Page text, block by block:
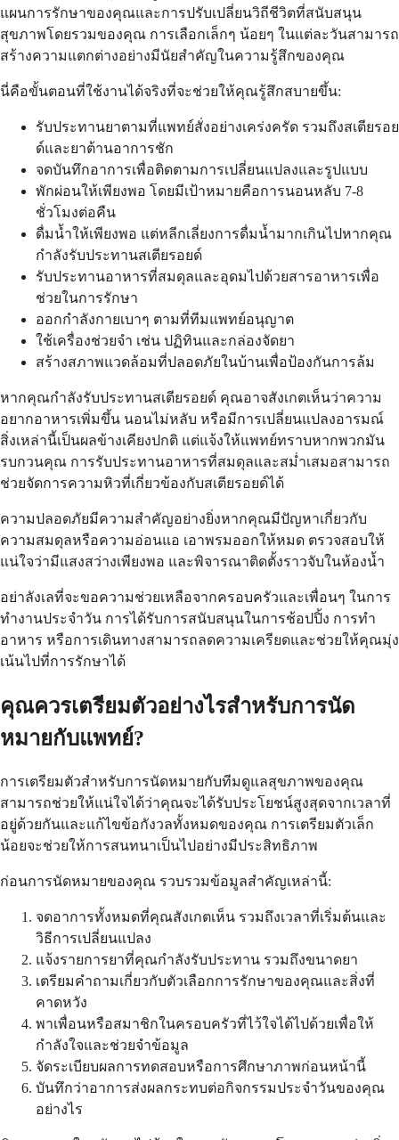
แผนการรักษาของคุณและการปรับเปลี่ยนวิถีชีวิตที่สนับสนุน
สุขภาพโดยรวมของคุณ การเลือกเล็กๆ น้อยๆ ในแต่ละวันสามารถ
สร้างความแตกต่างอย่างมีนัยสำคัญในความรู้สึกของคุณ
นี่คือขั้นตอนที่ใช้งานได้จริงที่จะช่วยให้คุณรู้สึกสบายขึ้น:
รับประทานยาตามที่แพทย์สั่งอย่างเคร่งครัด รวมถึงสเตียรอย
ด์และยาต้านอาการชัก
จดบันทึกอาการเพื่อติดตามการเปลี่ยนแปลงและรูปแบบ
พักผ่อนให้เพียงพอ โดยมีเป้าหมายคือการนอนหลับ 7-8
ชั่วโมงต่อคืน
ดื่มน้ำให้เพียงพอ แต่หลีกเลี่ยงการดื่มน้ำมากเกินไปหากคุณ
กำลังรับประทานสเตียรอยด์
รับประทานอาหารที่สมดุลและอุดมไปด้วยสารอาหารเพื่อ
ช่วยในการรักษา
ออกกำลังกายเบาๆ ตามที่ทีมแพทย์อนุญาต
ใช้เครื่องช่วยจำ เช่น ปฏิทินและกล่องจัดยา
สร้างสภาพแวดล้อมที่ปลอดภัยในบ้านเพื่อป้องกันการล้ม
หากคุณกำลังรับประทานสเตียรอยด์ คุณอาจสังเกตเห็นว่าความ
อยากอาหารเพิ่มขึ้น นอนไม่หลับ หรือมีการเปลี่ยนแปลงอารมณ์
สิ่งเหล่านี้เป็นผลข้างเคียงปกติ แต่แจ้งให้แพทย์ทราบหากพวกมัน
รบกวนคุณ การรับประทานอาหารที่สมดุลและสม่ำเสมอสามารถ
ช่วยจัดการความหิวที่เกี่ยวข้องกับสเตียรอยด์ได้
ความปลอดภัยมีความสำคัญอย่างยิ่งหากคุณมีปัญหาเกี่ยวกับ
ความสมดุลหรือความอ่อนแอ เอาพรมออกให้หมด ตรวจสอบให้
แน่ใจว่ามีแสงสว่างเพียงพอ และพิจารณาติดตั้งราวจับในห้องน้ำ
อย่าลังเลที่จะขอความช่วยเหลือจากครอบครัวและเพื่อนๆ ในการ
ทำงานประจำวัน การได้รับการสนับสนุนในการช้อปปิ้ง การทำ
อาหาร หรือการเดินทางสามารถลดความเครียดและช่วยให้คุณมุ่ง
เน้นไปที่การรักษาได้
คุณควรเตรียมตัวอย่างไรสำหรับการนัด
หมายกับแพทย์?
การเตรียมตัวสำหรับการนัดหมายกับทีมดูแลสุขภาพของคุณ
สามารถช่วยให้แน่ใจได้ว่าคุณจะได้รับประโยชน์สูงสุดจากเวลาที่
อยู่ด้วยกันและแก้ไขข้อกังวลทั้งหมดของคุณ การเตรียมตัวเล็ก
น้อยจะช่วยให้การสนทนาเป็นไปอย่างมีประสิทธิภาพ
ก่อนการนัดหมายของคุณ รวบรวมข้อมูลสำคัญเหล่านี้:
จดอาการทั้งหมดที่คุณสังเกตเห็น รวมถึงเวลาที่เริ่มต้นและ
วิธีการเปลี่ยนแปลง
แจ้งรายการยาที่คุณกำลังรับประทาน รวมถึงขนาดยา
เตรียมคำถามเกี่ยวกับตัวเลือกการรักษาของคุณและสิ่งที่
คาดหวัง
พาเพื่อนหรือสมาชิกในครอบครัวที่ไว้ใจได้ไปด้วยเพื่อให้
กำลังใจและช่วยจำข้อมูล
จัดระเบียบผลการทดสอบหรือการศึกษาภาพก่อนหน้านี้
บันทึกว่าอาการส่งผลกระทบต่อกิจกรรมประจำวันของคุณ
อย่างไร